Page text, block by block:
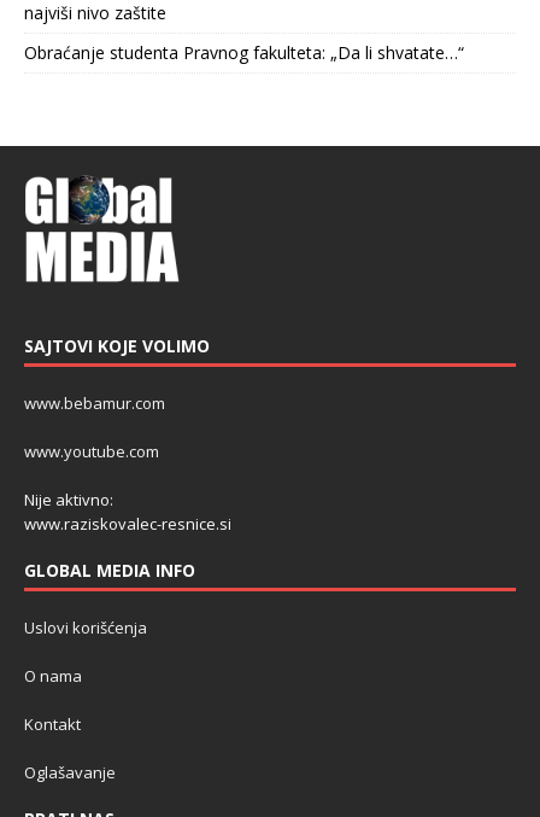
najviši nivo zaštite
Obraćanje studenta Pravnog fakulteta: „Da li shvatate…“
SAJTOVI KOJE VOLIMO
www.bebamur.com
www.youtube.com
Nije aktivno:
www.raziskovalec-resnice.si
GLOBAL MEDIA INFO
Uslovi korišćenja
O nama
Kontakt
Oglašavanje